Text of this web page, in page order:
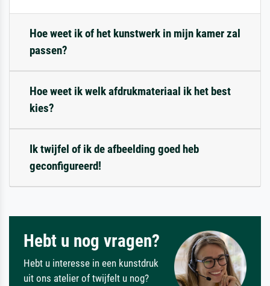
Hoe weet ik of het kunstwerk in mijn kamer zal
passen?
Hoe weet ik welk afdrukmateriaal ik het best
kies?
Ik twijfel of ik de afbeelding goed heb
geconfigureerd!
Hebt u nog vragen?
Hebt u interesse in een kunstdruk
uit ons atelier of twijfelt u nog?